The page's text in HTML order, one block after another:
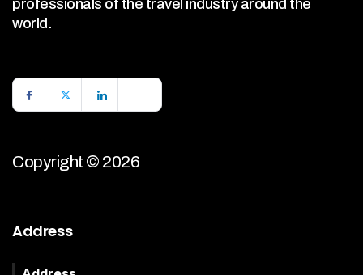
professionals of the travel industry around the
world.
Copyright © 2026
Address